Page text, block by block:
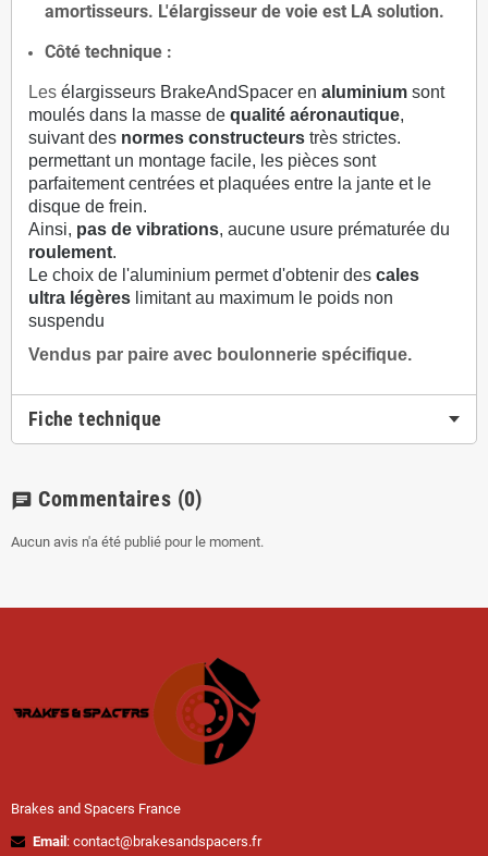
amortisseurs. L'élargisseur de voie est LA solution.
Côté technique :
Les élargisseurs BrakeAndSpacer en aluminium sont
moulés dans la masse de qualité aéronautique,
suivant des normes constructeurs très strictes.
permettant un montage facile, les pièces sont
parfaitement centrées et plaquées entre la jante et le
disque de frein.
Ainsi, pas de vibrations, aucune usure prématurée du
roulement.
Le choix de l'aluminium permet d'obtenir des cales
ultra légères limitant au maximum le poids non
suspendu
Vendus par paire avec boulonnerie spécifique.
Fiche technique
chat Commentaires (0)
Aucun avis n'a été publié pour le moment.
Brakes and Spacers France
Email : contact@brakesandspacers.fr